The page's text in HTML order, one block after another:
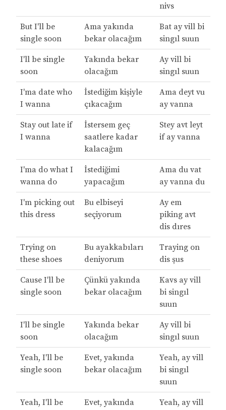
nivs
But I'll be
single soon
Ama yakında
bekar olacağım
Bat ay vill bi
singıl suun
I'll be single
soon
Yakında bekar
olacağım
Ay vill bi
singıl suun
I'ma date who
I wanna
İstediğim kişiyle
çıkacağım
Ama deyt vu
ay vanna
Stay out late if
I wanna
İstersem geç
saatlere kadar
kalacağım
Stey avt leyt
if ay vanna
I'ma do what I
wanna do
İstediğimi
yapacağım
Ama du vat
ay vanna du
I'm picking out
this dress
Bu elbiseyi
seçiyorum
Ay em
piking avt
dis dıres
Trying on
these shoes
Bu ayakkabıları
deniyorum
Traying on
dis şus
Cause I'll be
single soon
Çünkü yakında
bekar olacağım
Kavs ay vill
bi singıl
suun
I'll be single
soon
Yakında bekar
olacağım
Ay vill bi
singıl suun
Yeah, I'll be
single soon
Evet, yakında
bekar olacağım
Yeah, ay vill
bi singıl
suun
Yeah, I'll be
Evet, yakında
Yeah, ay vill